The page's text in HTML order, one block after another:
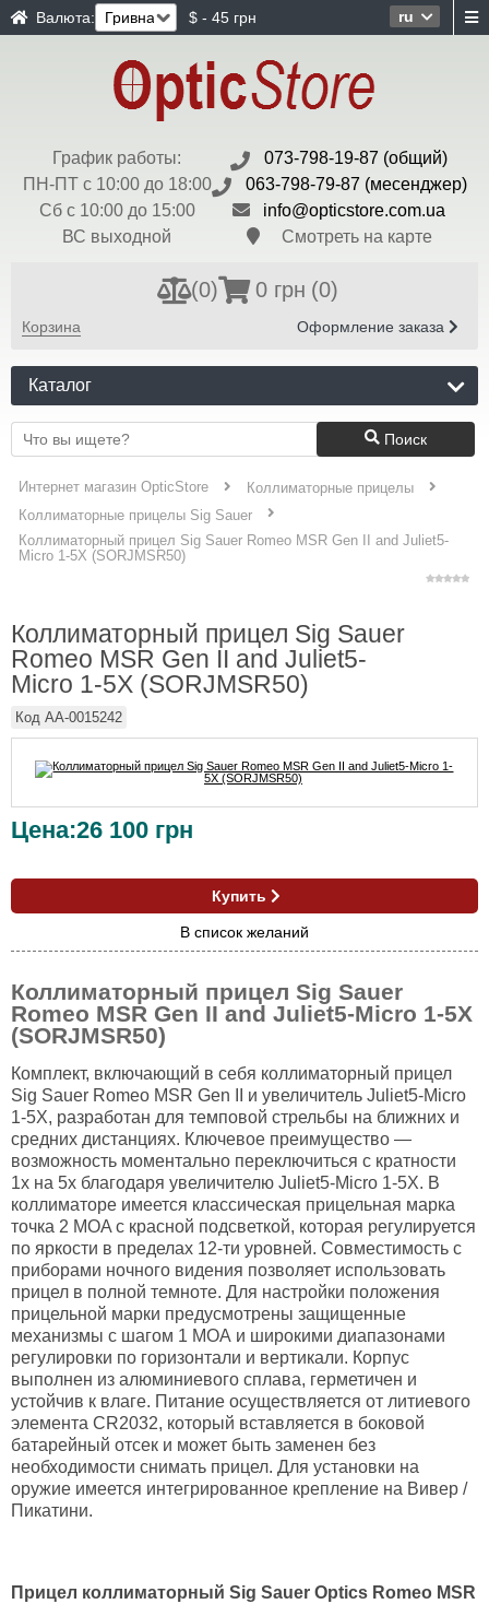
ru
Валюта: $ - 45 грн
График работы:
ПН-ПТ с 10:00 до 18:00
Сб с 10:00 до 15:00
ВС выходной
073-798-19-87 (общий)
063-798-79-87 (месенджер)
info@opticstore.com.ua
Смотреть на карте
(0) 0 грн (0)
Корзина Оформление заказа
Каталог
Поиск
Интернет магазин OpticStore
Коллиматорные прицелы
Коллиматорные прицелы Sig Sauer
Коллиматорный прицел Sig Sauer Romeo MSR Gen II and Juliet5-
Micro 1-5X (SORJMSR50)
Коллиматорный прицел Sig Sauer
Romeo MSR Gen II and Juliet5-
Micro 1-5X (SORJMSR50)
Код AA-0015242
Цена:26 100 грн
Купить
В список желаний
Коллиматорный прицел Sig Sauer
Romeo MSR Gen II and Juliet5-Micro 1-5X
(SORJMSR50)
Комплект, включающий в себя коллиматорный прицел
Sig Sauer Romeo MSR Gen II и увеличитель Juliet5-Micro
1-5X, разработан для темповой стрельбы на ближних и
средних дистанциях. Ключевое преимущество —
возможность моментально переключиться с кратности
1х на 5х благодаря увеличителю Juliet5-Micro 1-5X. В
коллиматоре имеется классическая прицельная марка
точка 2 MOA с красной подсветкой, которая регулируется
по яркости в пределах 12-ти уровней. Совместимость с
приборами ночного видения позволяет использовать
прицел в полной темноте. Для настройки положения
прицельной марки предусмотрены защищенные
механизмы с шагом 1 МОА и широкими диапазонами
регулировки по горизонтали и вертикали. Корпус
выполнен из алюминиевого сплава, герметичен и
устойчив к влаге. Питание осуществляется от литиевого
элемента CR2032, который вставляется в боковой
батарейный отсек и может быть заменен без
необходимости снимать прицел. Для установки на
оружие имеется интегрированное крепление на Вивер /
Пикатини.
Прицел коллиматорный Sig Sauer Optics Romeo MSR